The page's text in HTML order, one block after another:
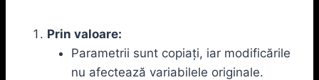
Prin valoare:
Parametrii sunt copiați, iar modificările
nu afectează variabilele originale.